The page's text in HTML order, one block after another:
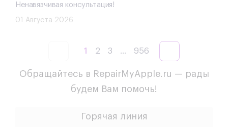
Ненавязчивая консультация!
01 Августа 2026
1 2 3 ... 956
Обращайтесь в RepairMyApple.ru — рады
будем Вам помочь!
Горячая линия